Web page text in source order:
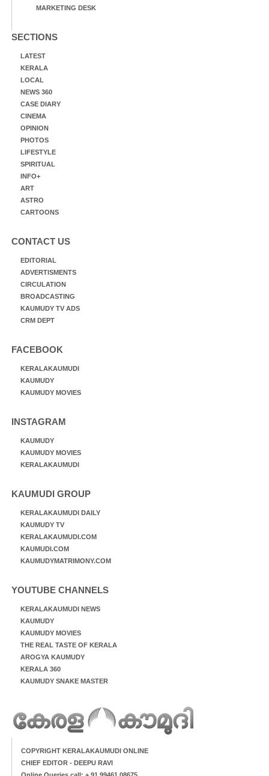
MARKETING DESK
SECTIONS
LATEST
KERALA
LOCAL
NEWS 360
CASE DIARY
CINEMA
OPINION
PHOTOS
LIFESTYLE
SPIRITUAL
INFO+
ART
ASTRO
CARTOONS
CONTACT US
EDITORIAL
ADVERTISMENTS
CIRCULATION
BROADCASTING
KAUMUDY TV ADS
CRM DEPT
FACEBOOK
KERALAKAUMUDI
KAUMUDY
KAUMUDY MOVIES
INSTAGRAM
KAUMUDY
KAUMUDY MOVIES
KERALAKAUMUDI
KAUMUDI GROUP
KERALAKAUMUDI DAILY
KAUMUDY TV
KERALAKAUMUDI.COM
KAUMUDI.COM
KAUMUDYMATRIMONY.COM
YOUTUBE CHANNELS
KERALAKAUMUDI NEWS
KAUMUDY
KAUMUDY MOVIES
THE REAL TASTE OF KERALA
AROGYA KAUMUDY
KERALA 360
KAUMUDY SNAKE MASTER
COPYRIGHT KERALAKAUMUDI ONLINE
CHIEF EDITOR - DEEPU RAVI